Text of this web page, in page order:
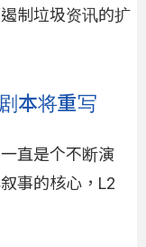
制垃圾资讯的扩
本将重写
直是个不断演
事的核心，L2